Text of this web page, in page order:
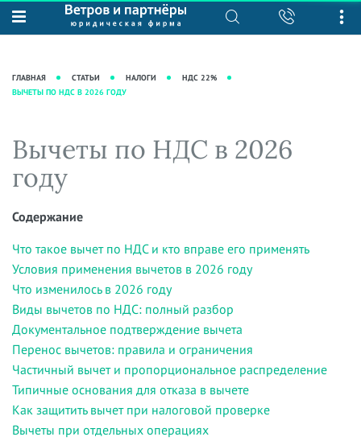
О нас
Рекомендации
Преимущества юридической
Кейсы
Вакансии
Юридические услуги
Интеллектуальная собственность
Налоговая практика
Сопровождение бизнеса
Ведение уголовных дел
Защита активов
Ведение дел о банкротстве
База знаний
практики"
Аудиоподкасты
Видеоподкасты
Справочная
Вебинары и семинары
Прямые эфиры
ГЛАВНАЯ СТАТЬИ НАЛОГИ
НДС 22%
ВЫЧЕТЫ ПО НДС В 2026 ГОДУ
Вычеты по НДС в 2026
году
Содержание
Что такое вычет по НДС и кто вправе его применять
Условия применения вычетов в 2026 году
Что изменилось в 2026 году
Виды вычетов по НДС: полный разбор
Документальное подтверждение вычета
Перенос вычетов: правила и ограничения
Частичный вычет и пропорциональное распределение
Типичные основания для отказа в вычете
Как защитить вычет при налоговой проверке
Вычеты при отдельных операциях